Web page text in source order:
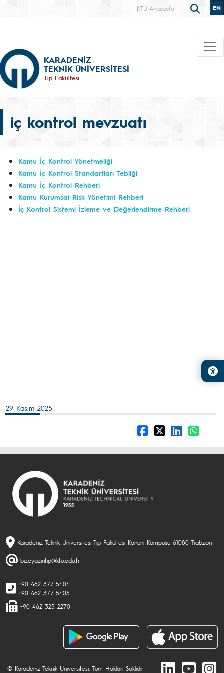
KTÜ Anasayfa EN
KARADENİZ
TEKNİK ÜNİVERSİTESİ
Tıp Fakültesi
iç kontrol mevzuatı
Kamu İç Kontrol Yönetmeliği
Kamu İç Kontrol Standartları Tebliği
Kamu İç Kontrol Rehberi
Kamu Kurumsal Risk Yönetimi Rehberi
İç Kontrol Sistemi İzleme ve Değerlendirme Rehberi
29 Kasım 2025
Karadeniz Teknik Üniversitesi Tıp Fakültesi Kanuni Kampüsü 61080 Trabzon
bizeyazintip@ktu.edu.tr
+90 462 377 5404
+90 462 377 5405
+90 462 325 2270
© Karadeniz Teknik Üniversitesi. Tüm Hakları Saklıdır